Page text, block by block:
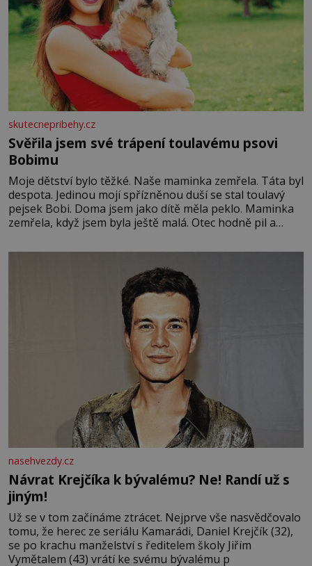
skutecnepribehy.cz
Svěřila jsem své trápení toulavému psovi
Bobimu
Moje dětství bylo těžké. Naše maminka zemřela. Táta byl
despota. Jedinou mojí spřízněnou duší se stal toulavý
pejsek Bobi. Doma jsem jako dítě měla peklo. Maminka
zemřela, když jsem byla ještě malá. Otec hodně pil a
chodila do školy u nás na vesnici. Měli mě tam rádi,
nasehvezdy.cz
Návrat Krejčíka k bývalému? Ne! Randí už s
jiným!
Už se v tom začínáme ztrácet. Nejprve vše nasvědčovalo
tomu, že herec ze seriálu Kamarádi, Daniel Krejčík (32),
se po krachu manželství s ředitelem školy Jiřím
Vymětalem (43) vrátí ke svému bývalému p